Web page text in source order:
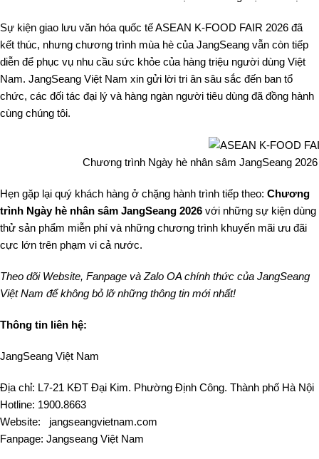
Sự kiện giao lưu văn hóa quốc tế ASEAN K-FOOD FAIR 2026 đã
kết thúc, nhưng chương trình mùa hè của JangSeang vẫn còn tiếp
diễn để phục vụ nhu cầu sức khỏe của hàng triệu người dùng Việt
Nam. JangSeang Việt Nam xin gửi lời tri ân sâu sắc đến ban tổ
chức, các đối tác đại lý và hàng ngàn người tiêu dùng đã đồng hành
cùng chúng tôi.
Chương trình Ngày hè nhân sâm JangSeang
Hẹn gặp lại quý khách hàng ở chặng hành trình tiếp theo: Chương
trình Ngày hè nhân sâm JangSeang 2026 với những sự kiện dùng
thử sản phẩm miễn phí và những chương trình khuyến mãi ưu đãi
cực lớn trên phạm vi cả nước.
Theo dõi Website, Fanpage và Zalo OA chính thức của JangSeang
Việt Nam để không bỏ lỡ những thông tin mới nhất!
Thông tin liên hệ:
JangSeang Việt Nam
Địa chỉ: L7-21 KĐT Đại Kim. Phường Định Công. Thành phố Hà Nội
Hotline: 1900.8663
Website: jangseangvietnam.com
Fanpage: Jangseang Việt Nam